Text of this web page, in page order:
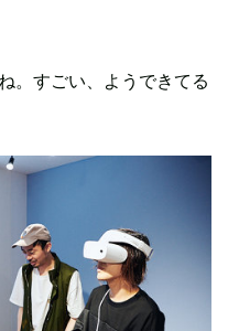
。すごい、ようできてる